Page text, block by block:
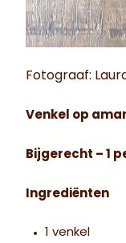
Fotograaf:
Venkel op
Bijgerecht – 1
Ingrediënten
1 venkel